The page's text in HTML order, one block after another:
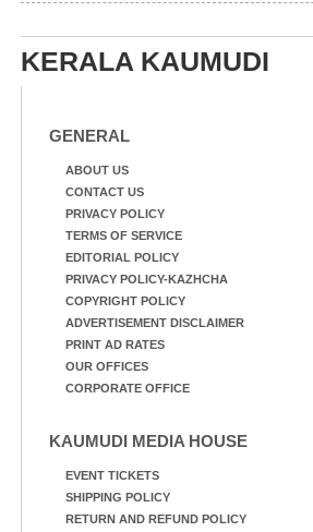
KERALA KAUMUDI
GENERAL
ABOUT US
CONTACT US
PRIVACY POLICY
TERMS OF SERVICE
EDITORIAL POLICY
PRIVACY POLICY-KAZHCHA
COPYRIGHT POLICY
ADVERTISEMENT DISCLAIMER
PRINT AD RATES
OUR OFFICES
CORPORATE OFFICE
KAUMUDI MEDIA HOUSE
EVENT TICKETS
SHIPPING POLICY
RETURN AND REFUND POLICY